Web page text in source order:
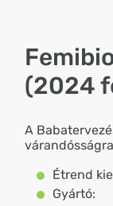
(2024
A
Étrend
Gyártó: